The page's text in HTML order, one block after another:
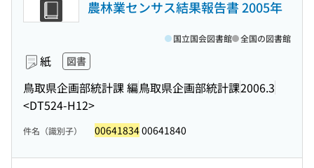
農林業センサス結果報告書 2005年
紙 図書
鳥取県企画部統計課 編鳥取県企画部統計課2006.3
<DT524-H12>
国立国会図書館 全国の図書館
件名（識別子） 0064183400641840